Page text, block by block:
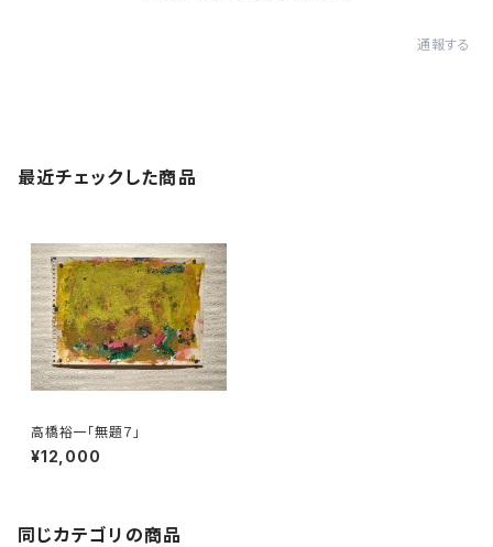
通報する
最近チェックした商品
高橋裕一「無題７」
¥12,000
同じカテゴリの商品